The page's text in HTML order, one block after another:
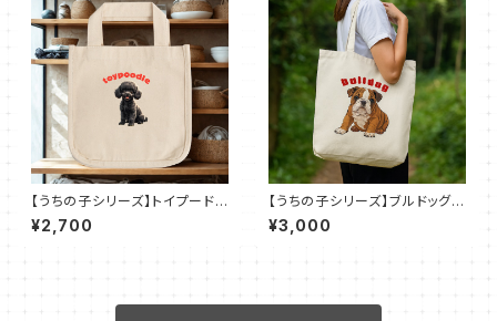
【うちの子シリーズ】トイプードル
【ブラック】ロコトート（Ｓ）
¥2,700
【うちの子シリーズ】ブルドッグ｜
キャンバストート M（全7色）
¥3,000